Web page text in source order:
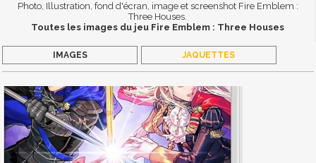
Photo, Illustration, fond d'écran, image et screenshot Fire Emblem :
Three Houses.
Toutes les images du jeu Fire Emblem : Three Houses
IMAGES JAQUETTES